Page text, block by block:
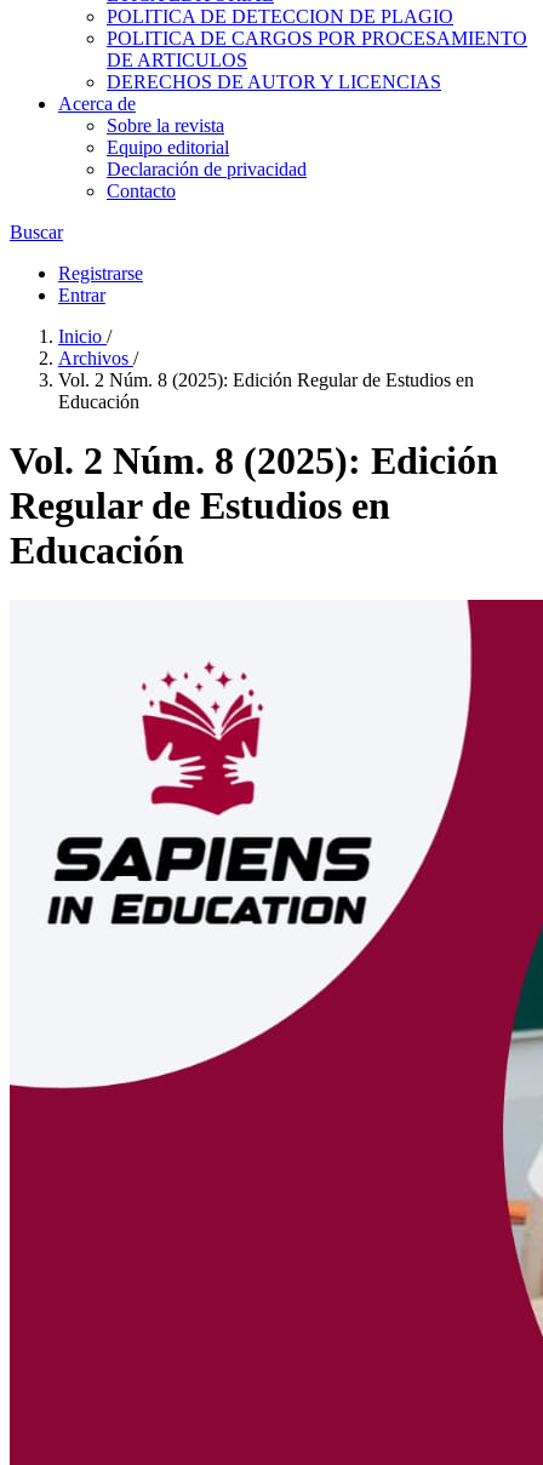
POLITICA DE DETECCION DE PLAGIO
POLITICA DE CARGOS POR PROCESAMIENTO
DE ARTICULOS
DERECHOS DE AUTOR Y LICENCIAS
Acerca de
Sobre la revista
Equipo editorial
Declaración de privacidad
Contacto
Buscar
Registrarse
Entrar
Inicio /
Archivos /
Vol. 2 Núm. 8 (2025): Edición Regular de Estudios en
Educación
Vol. 2 Núm. 8 (2025): Edición
Regular de Estudios en
Educación